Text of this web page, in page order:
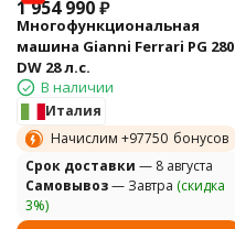
1 954 990₽
Многофункциональная
машина Gianni Ferrari PG 280
DW 28 л.с.
В наличии
Италия
Начислим +97750 бонусов
Cрок доставки — 8 августа
Самовывоз— Завтра (скидка
3%)